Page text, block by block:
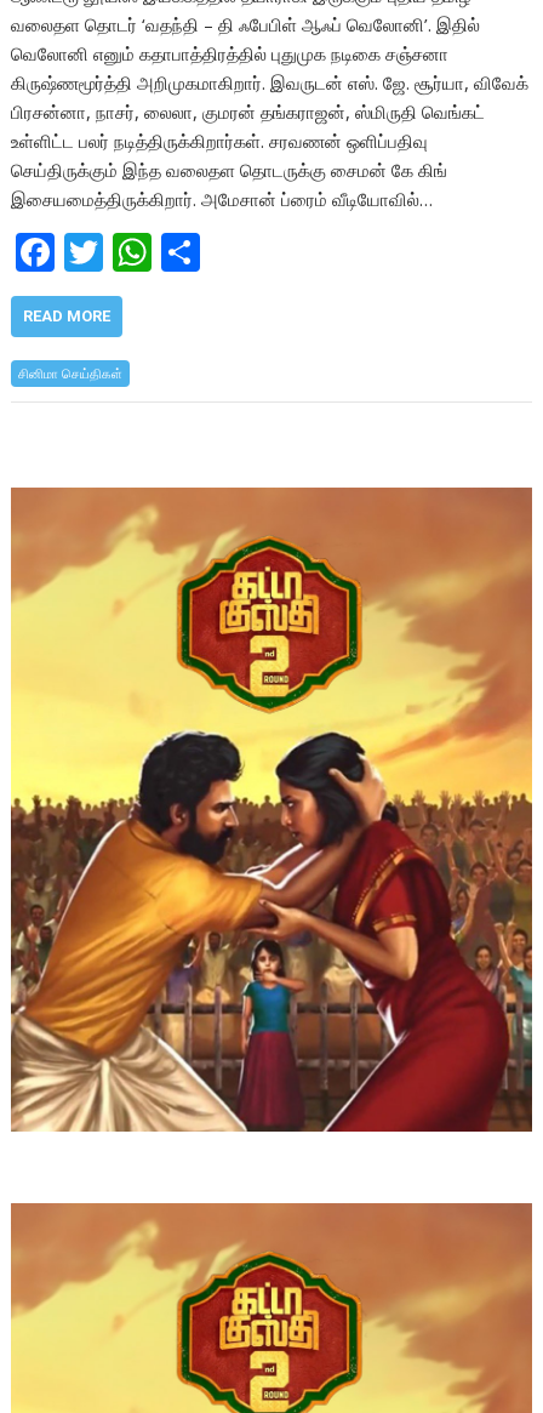
வலைதள தொடர் ‘வதந்தி – தி ஃபேபிள் ஆஃப் வெலோனி’. இதில்
வெலோனி எனும் கதாபாத்திரத்தில் புதுமுக நடிகை சஞ்சனா
கிருஷ்ணமூர்த்தி அறிமுகமாகிறார். இவருடன் எஸ். ஜே. சூர்யா, விவேக்
பிரசன்னா, நாசர், லைலா, குமரன் தங்கராஜன், ஸ்மிருதி வெங்கட்
உள்ளிட்ட பலர் நடித்திருக்கிறார்கள். சரவணன் ஒளிப்பதிவு
செய்திருக்கும் இந்த வலைதள தொடருக்கு சைமன் கே கிங்
இசையமைத்திருக்கிறார். அமேசான் ப்ரைம் வீடியோவில்…
F
ac
e
b
o
k
T
w
itt
er
W
A
p
READ MORE
சினிமா செய்திகள்